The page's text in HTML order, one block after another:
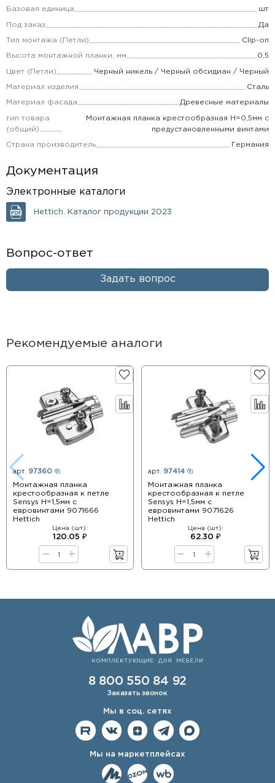
Базовая единица шт
Под заказ Да
Тип монтажа (Петли) Clip-on
Высота монтажной планки, мм 0,5
Цвет (Петли) Черный никель / Черный обсидиан / Черный
Материал изделия Сталь
Материал фасада Древесные материалы
тип товара
(общий)
Монтажная планка крестообразная H=0,5мм с
предустановленными винтами
Страна производитель Германия
Документация
Электронные каталоги
Hettich. Каталог продукции 2023
Вопрос-ответ
Задать вопрос
Рекомендуемые аналоги
арт. 97360
Монтажная планка
крестообразная к петле
Sensys Н=1,5мм с
евровинтами 9071666
Hettich
Цена (шт):
120.05 ₽
арт. 97414
Монтажная планка
крестообразная к петле
Sensys Н=1,5мм с
евровинтами 9071626
Hettich
Цена (шт):
62.30 ₽
8 800 550 84 92
Заказать звонок
Мы в соц. сетях
Мы на маркетплейсах